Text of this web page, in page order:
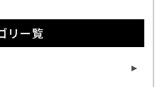
リー覧